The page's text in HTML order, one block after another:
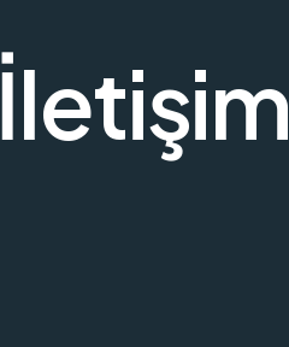
İletişim